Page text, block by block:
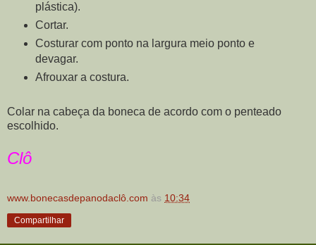
plástica).
Cortar.
Costurar com ponto na largura meio ponto e
devagar.
Afrouxar a costura.
Colar na cabeça da boneca de acordo com o penteado
escolhido.
Clô
www.bonecasdepanodaclô.com às 10:34
Compartilhar